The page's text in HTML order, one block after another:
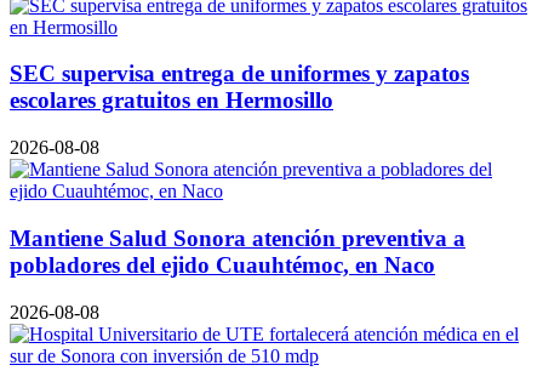
SEC supervisa entrega de uniformes y zapatos
escolares gratuitos en Hermosillo
2026-08-08
Mantiene Salud Sonora atención preventiva a
pobladores del ejido Cuauhtémoc, en Naco
2026-08-08